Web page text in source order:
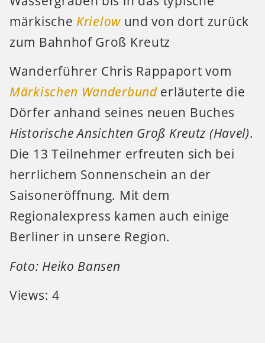
märkische Krielowund von dort zurück
zum Bahnhof Groß Kreutz
Wanderführer Chris Rappaport vom
Märkischen Wanderbunderläuterte die
Dörfer anhand seines neuen Buches
Historische Ansichten Groß Kreutz (Havel).
Die 13 Teilnehmer erfreuten sich bei
herrlichem Sonnenschein an der
Saisoneröffnung. Mit dem
Regionalexpress kamen auch einige
Berliner in unsere Region.
Foto: Heiko Bansen
Views: 4